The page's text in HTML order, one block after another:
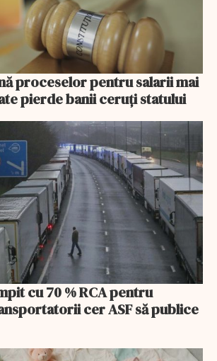
proceselor pentru salarii mai
pierde banii ceruți statului
cu 70 % RCA pentru
cer ASF să publice